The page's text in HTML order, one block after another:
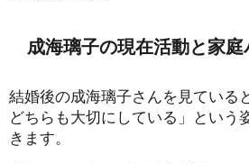
成海璃子の現在活動と家庭
結婚後の成海璃子さんを見ている
どちらも大切にしている」という
きます。